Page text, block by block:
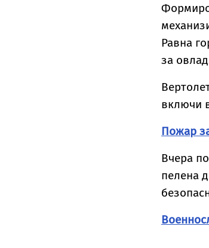
Равна
за
включи
Пожар
Вчера
пелена